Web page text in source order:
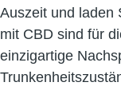
Auszeit und laden
mit CBD sind für
einzigartige